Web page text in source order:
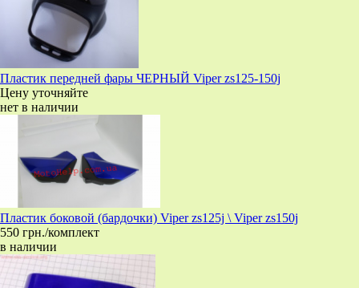
Пластик передней фары ЧЕРНЫЙ Viper zs125-150j
Цену уточняйте
нет в наличии
Пластик боковой (бардочки) Viper zs125j \ Viper zs150j
550 грн./комплект
в наличии